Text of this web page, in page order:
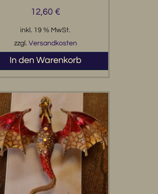
12,60 €
inkl. 19 % MwSt.
zzgl. Versandkosten
In den Warenkorb